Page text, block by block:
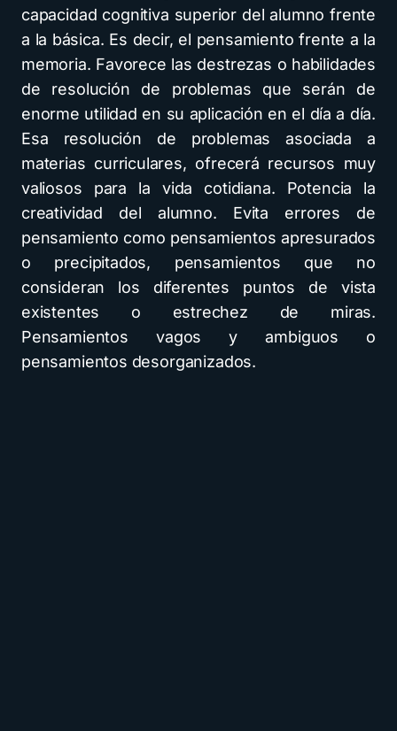
capacidad cognitiva superior del alumno frente
a la básica. Es decir, el pensamiento frente a la
memoria. Favorece las destrezas o habilidades
de resolución de problemas que serán de
enorme utilidad en su aplicación en el día a día.
Esa resolución de problemas asociada a
materias curriculares, ofrecerá recursos muy
valiosos para la vida cotidiana. Potencia la
creatividad del alumno. Evita errores de
pensamiento como pensamientos apresurados
o precipitados, pensamientos que no
consideran los diferentes puntos de vista
existentes o estrechez de miras.
Pensamientos vagos y ambiguos o
pensamientos desorganizados.